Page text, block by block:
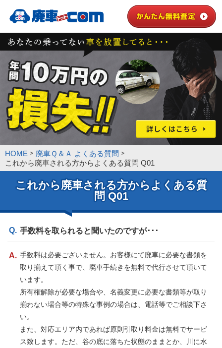
HOME
廃車Ｑ＆Ａ よくある質問
これから廃車される方からよくある質問 Q01
これから廃車される方からよくある質
問 Q01
手数料を取られると聞いたのですが･･･
手数料は必要ございません。お客様にて廃車に必要な書類を
取り揃えて頂く事で、廃車手続きを無料で代行させて頂いて
います。
所有権解除が必要な場合や、名義変更に必要な書類等が取り
揃わない場合等の特殊な事例の場合は、電話等でご相談下さ
い。
また、対応エリア内であれば原則引取り料金は無料でサービ
ス致します。ただ、谷の底に落ちた状態のままとか、川に水